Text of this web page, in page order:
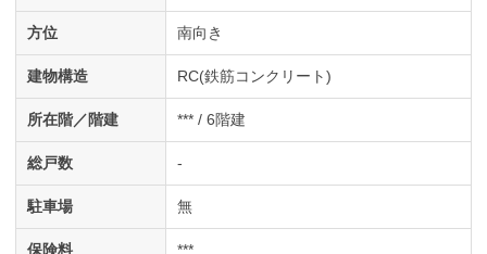
方位 南向き
建物構造 RC(鉄筋コンクリート)
所在階／階建 *** / 6階建
総戸数 -
駐車場 無
保険料 ***